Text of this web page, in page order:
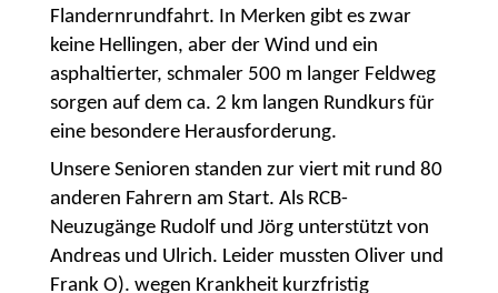
Flandernrundfahrt. In Merken gibt es zwar
keine Hellingen, aber der Wind und ein
asphaltierter, schmaler 500 m langer Feldweg
sorgen auf dem ca. 2 km langen Rundkurs für
eine besondere Herausforderung.
Unsere Senioren standen zur viert mit rund 80
anderen Fahrern am Start. Als RCB-
Neuzugänge Rudolf und Jörg unterstützt von
Andreas und Ulrich. Leider mussten Oliver und
Frank O). wegen Krankheit kurzfristig